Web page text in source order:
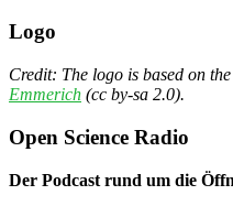
Logo
Credit: The logo is based on the
Emmerich (cc by-sa 2.0).
Open Science Radio
Der Podcast rund um die